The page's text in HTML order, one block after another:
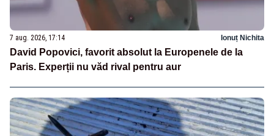
7 aug. 2026, 17:14 Ionuț Nichita
David Popovici, favorit absolut la Europenele de la
Paris. Experții nu văd rival pentru aur